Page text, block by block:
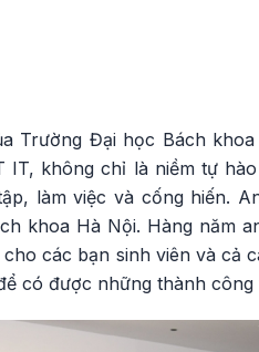
Trường Đại học Bách
IT, không chỉ là niềm tự
làm việc và cống hiến.
khoa Hà Nội. Hàng năm
các bạn sinh viên và cả
có được những thành